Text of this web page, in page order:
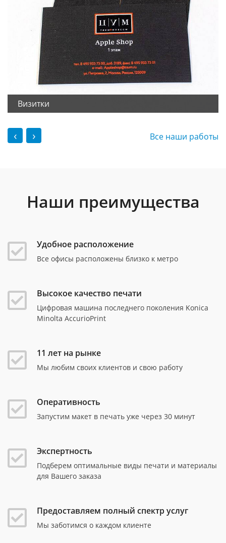
Визитки
‹ › Все наши работы
Наши преимущества
Удобное расположение
Все офисы расположены близко к метро
Высокое качество печати
Цифровая машина последнего поколения Konica
Minolta AccurioPrint
11 лет на рынке
Мы любим своих клиентов и свою работу
Оперативность
Запустим макет в печать уже через 30 минут
Экспертность
Подберем оптимальные виды печати и материалы
для Вашего заказа
Предоставляем полный спектр услуг
Мы заботимся о каждом клиенте